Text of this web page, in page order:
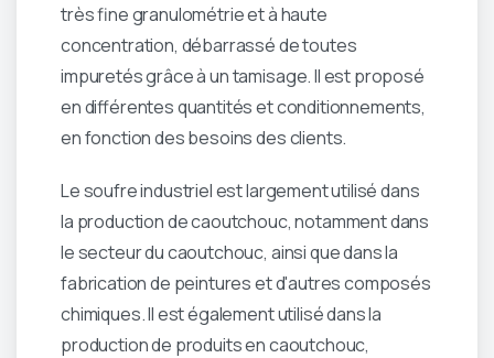
très fine granulométrie et à haute
concentration, débarrassé de toutes
impuretés grâce à un tamisage. Il est proposé
en différentes quantités et conditionnements,
en fonction des besoins des clients.
Le soufre industriel est largement utilisé dans
la production de caoutchouc, notamment dans
le secteur du caoutchouc, ainsi que dans la
fabrication de peintures et d'autres composés
chimiques. Il est également utilisé dans la
production de produits en caoutchouc,